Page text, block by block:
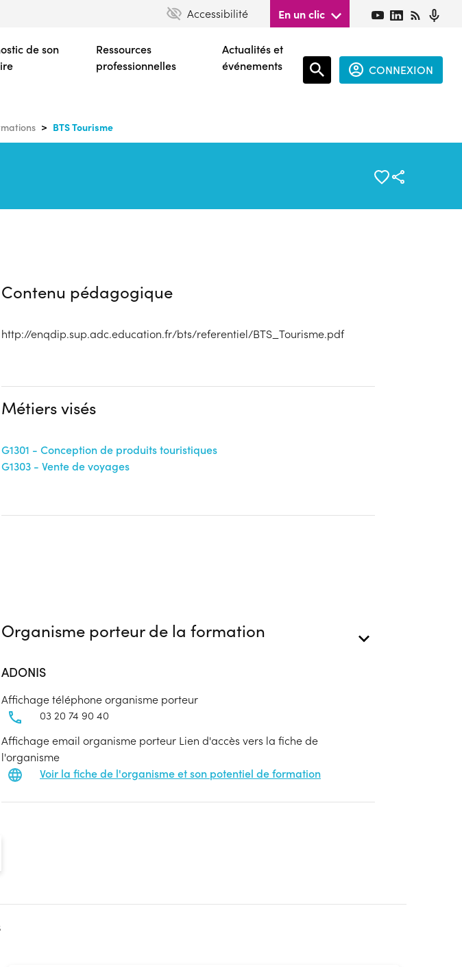
contenu
principal
Accessibilité En un clic
de son
Ressources
professionnelles
Actualités et
événements
CONNEXION
BTS Tourisme
Contenu pédagogique
http://enqdip.sup.adc.education.fr/bts/referentiel/BTS_Tourisme.pdf
Métiers visés
G1301 - Conception de produits touristiques
G1303 - Vente de voyages
Organisme porteur de la formation
ADONIS
Affichage téléphone organisme porteur
03 20 74 90 40
Affichage email organisme porteur Lien d'accès vers la fiche de
l'organisme
Voir la fiche de l'organisme et son potentiel de formation